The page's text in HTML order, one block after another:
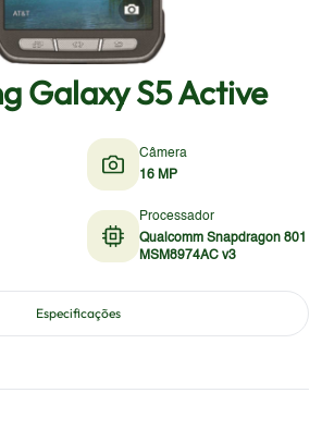
Galaxy S5 Active
Câmera
16 MP
Processador
Qualcomm Snapdragon 801
MSM8974AC v3
Especificações